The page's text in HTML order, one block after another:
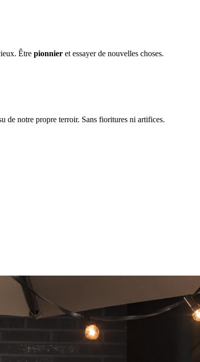
Être pionnier et essayer de nouvelles choses.
de notre propre terroir. Sans fioritures ni artifices.